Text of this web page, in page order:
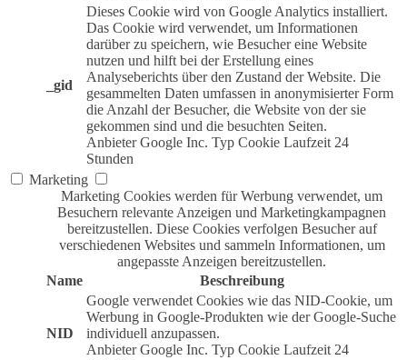
_gid
Dieses Cookie wird von Google Analytics installiert.
Das Cookie wird verwendet, um Informationen
darüber zu speichern, wie Besucher eine Website
nutzen und hilft bei der Erstellung eines
Analyseberichts über den Zustand der Website. Die
gesammelten Daten umfassen in anonymisierter Form
die Anzahl der Besucher, die Website von der sie
gekommen sind und die besuchten Seiten.
Anbieter Google Inc. Typ Cookie Laufzeit 24
Stunden
Marketing
Marketing Cookies werden für Werbung verwendet, um
Besuchern relevante Anzeigen und Marketingkampagnen
bereitzustellen. Diese Cookies verfolgen Besucher auf
verschiedenen Websites und sammeln Informationen, um
angepasste Anzeigen bereitzustellen.
Name
Beschreibung
NID
Google verwendet Cookies wie das NID-Cookie, um
Werbung in Google-Produkten wie der Google-Suche
individuell anzupassen.
Anbieter Google Inc. Typ Cookie Laufzeit 24